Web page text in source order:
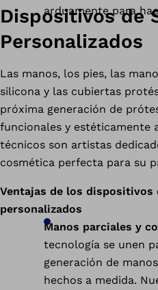
arduamente para
Dispositivos de
Personalizados
Las manos, los pies, las
silicona y las cubiertas
próxima generación de
funcionales y estéticamente
técnicos son artistas
cosmética perfecta para su
Ventajas de los dispositivos
personalizados
Manos parciales y
tecnología se unen
generación de
hechos a medida.